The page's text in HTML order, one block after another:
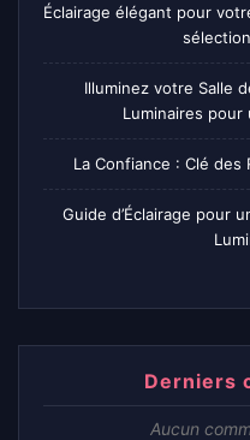
Éclairage élégant pour
Illuminez votre Salle
Luminaires pour
La Confiance : Clé des
Guide d’Éclairage pour
Derniers
Aucun